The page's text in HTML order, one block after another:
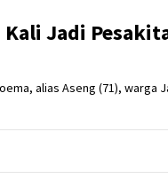
Jadi
alias Aseng (71), warga